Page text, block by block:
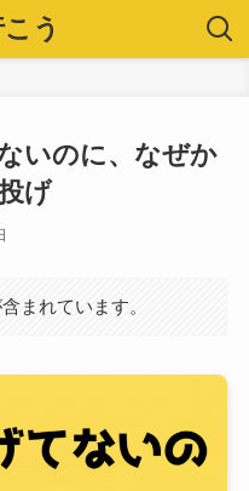
う
いのに、なぜか
げ
まれています。